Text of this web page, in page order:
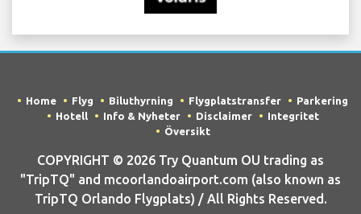
Home Flyg Biluthyrning Flygplatstransfer
Parkering
Hotell
Info & Nyheter Disclaimer
Integritet
Översikt
COPYRIGHT © 2026 Try Quantum OU trading as
"TripTQ" and mcoorlandoairport.com (also known as
TripTQ Orlando Flygplats) / All Rights Reserved.